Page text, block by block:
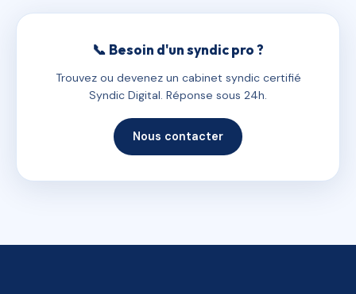
📞 Besoin d'un syndic pro ?
Trouvez ou devenez un cabinet syndic certifié
Syndic Digital. Réponse sous 24h.
Nous contacter